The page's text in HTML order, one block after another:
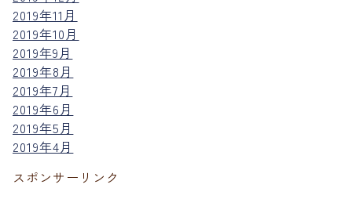
2019年11月
2019年10月
2019年9月
2019年8月
2019年7月
2019年6月
2019年5月
2019年4月
スポンサーリンク